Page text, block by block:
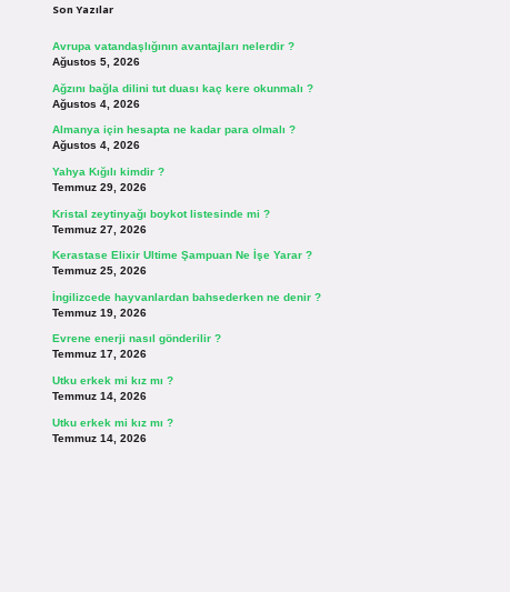
Son Yazılar
Avrupa vatandaşlığının avantajları nelerdir ?
Ağustos 5, 2026
Ağzını bağla dilini tut duası kaç kere okunmalı ?
Ağustos 4, 2026
Almanya için hesapta ne kadar para olmalı ?
Ağustos 4, 2026
Yahya Kığılı kimdir ?
Temmuz 29, 2026
Kristal zeytinyağı boykot listesinde mi ?
Temmuz 27, 2026
Kerastase Elixir Ultime Şampuan Ne İşe Yarar ?
Temmuz 25, 2026
İngilizcede hayvanlardan bahsederken ne denir ?
Temmuz 19, 2026
Evrene enerji nasıl gönderilir ?
Temmuz 17, 2026
Utku erkek mi kız mı ?
Temmuz 14, 2026
Utku erkek mi kız mı ?
Temmuz 14, 2026